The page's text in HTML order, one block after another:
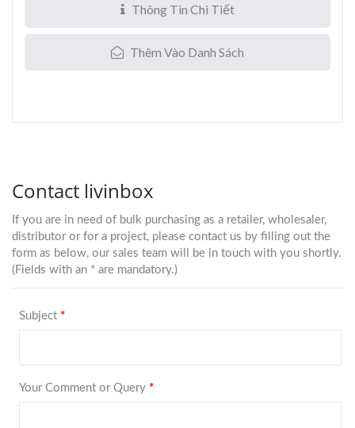
Thông Tin Chi Tiết
Thêm Vào Danh Sách